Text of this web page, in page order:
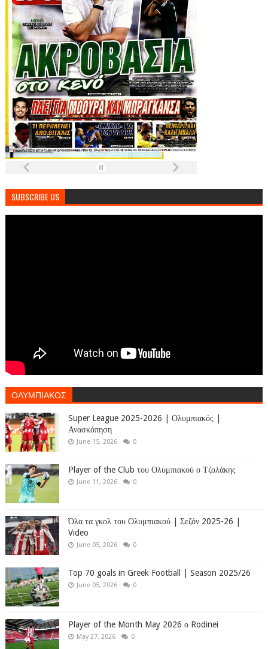
SUBSCRIBE US
ΟΛΥΜΠΙΑΚΟΣ
Super League 2025-2026 | Ολυμπιακός |
Ανασκόπηση
June 15, 2026 0
Player of the Club του Ολυμπιακού ο Τζολάκης
June 11, 2026 0
Όλα τα γκολ του Ολυμπιακού | Σεζόν 2025-26 |
Video
June 05, 2026 0
Top 70 goals in Greek Football | Season 2025/26
June 05, 2026 0
Player of the Month May 2026 ο Rodinei
May 27, 2026 0